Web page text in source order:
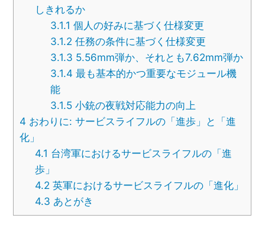
しきれるか
3.1.1 個人の好みに基づく仕様変更
3.1.2 任務の条件に基づく仕様変更
3.1.3 5.56mm弾か、それとも7.62mm弾か
3.1.4 最も基本的かつ重要なモジュール機
能
3.1.5小銃の夜戦対応能力の向上
4 おわりに: サービスライフルの「進歩」と「進
化」
4.1 台湾軍におけるサービスライフルの「進
歩」
4.2 英軍におけるサービスライフルの「進化」
4.3 あとがき